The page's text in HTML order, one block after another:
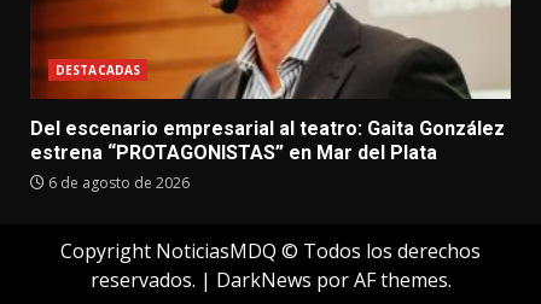
DESTACADAS
Del escenario empresarial al teatro: Gaita González
estrena “PROTAGONISTAS” en Mar del Plata
6 de agosto de 2026
Copyright NoticiasMDQ © Todos los derechos
reservados. | DarkNews por AF themes.